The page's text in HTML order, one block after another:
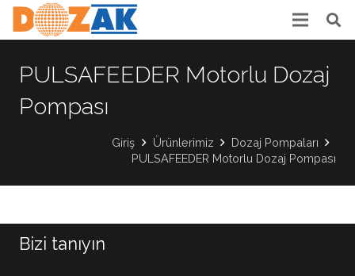
PULSAFEEDER Motorlu Dozaj
Pompası
Giriş Ürünlerimiz
Dozaj Pompaları
PULSAFEEDER Motorlu Dozaj Pompası
Bizi tanıyın